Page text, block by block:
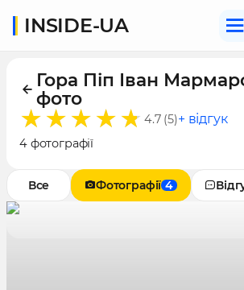
INSIDE-UA
Гора Піп Іван
фото
4.7 (5)+ відгук
4 фотографії
Все Фотографії 4